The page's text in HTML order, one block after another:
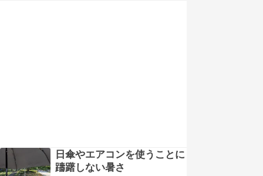
日傘やエアコンを使うことに
躊躇しない暑さ